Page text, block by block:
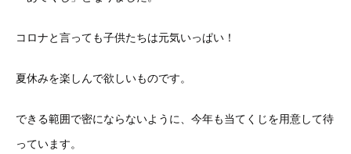
コロナと言っても子供たちは元気いっぱい！
夏休みを楽しんで欲しいものです。
できる範囲で密にならないように、今年も当てくじを用意して待
っています。